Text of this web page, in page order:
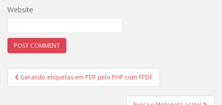
Website
Post
navigation
Gerando etiquetas em PDF pelo PHP com FPDF